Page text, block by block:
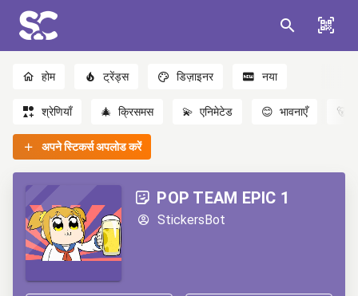
होम ट्रेंड्स डिज़ाइनर नया
श्रेणियाँ 🎄 क्रिसमस 💫 एनिमेटेड 😊 भावनाएँ 🐻
अपने स्टिकर्स अपलोड करें
POP TEAM EPIC 1
StickersBot